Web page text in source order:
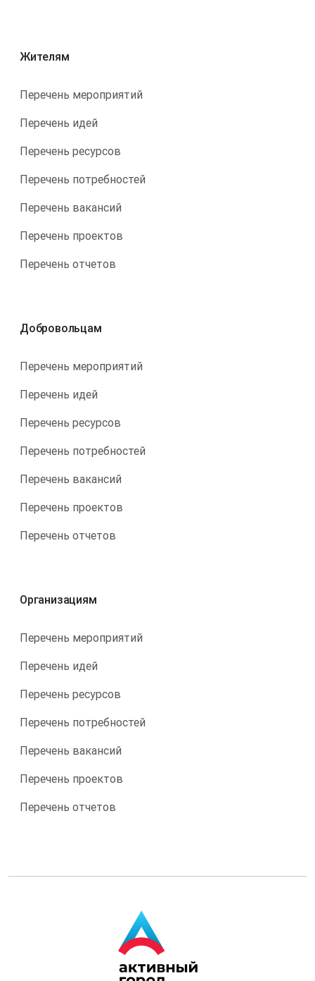
Жителям
Перечень мероприятий
Перечень идей
Перечень ресурсов
Перечень потребностей
Перечень вакансий
Перечень проектов
Перечень отчетов
Добровольцам
Перечень мероприятий
Перечень идей
Перечень ресурсов
Перечень потребностей
Перечень вакансий
Перечень проектов
Перечень отчетов
Организациям
Перечень мероприятий
Перечень идей
Перечень ресурсов
Перечень потребностей
Перечень вакансий
Перечень проектов
Перечень отчетов